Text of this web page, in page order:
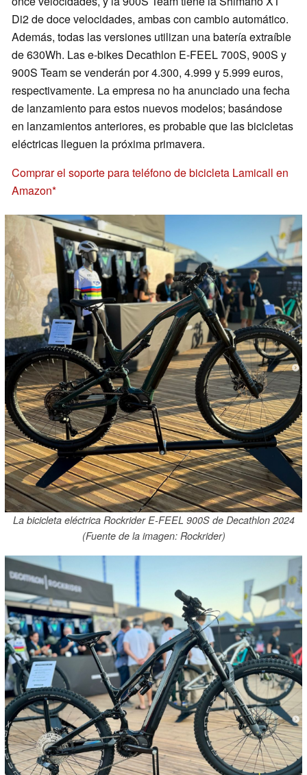
Di2 de doce velocidades, ambas con cambio automático.
Además, todas las versiones utilizan una batería extraíble
de 630Wh. Las e-bikes Decathlon E-FEEL 700S, 900S y
900S Team se venderán por 4.300, 4.999 y 5.999 euros,
respectivamente. La empresa no ha anunciado una fecha
de lanzamiento para estos nuevos modelos; basándose
en lanzamientos anteriores, es probable que las bicicletas
eléctricas lleguen la próxima primavera.
Comprar el soporte para teléfono de bicicleta Lamicall en
Amazon
La bicicleta eléctrica Rockrider E-FEEL 900S de Decathlon 2024
(Fuente de la imagen: Rockrider)